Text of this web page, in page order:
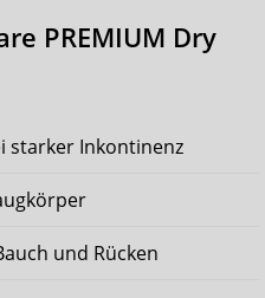
PREMIUM Dry
starker Inkontinenz
und Rücken